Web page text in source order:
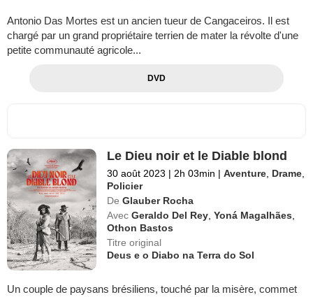
Antonio Das Mortes est un ancien tueur de Cangaceiros. Il est
chargé par un grand propriétaire terrien de mater la révolte d'une
petite communauté agricole...
DVD
Le Dieu noir et le Diable blond
30 août 2023 | 2h 03min | Aventure Drame
Policier
De Glauber Rocha
Avec Geraldo Del Rey ,Yoná Magalhães
Othon Bastos
Titre original
Deus e o Diabo na Terra do Sol
Un couple de paysans brésiliens, touché par la misère, commet